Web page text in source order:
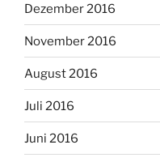
Dezember 2016
November 2016
August 2016
Juli 2016
Juni 2016